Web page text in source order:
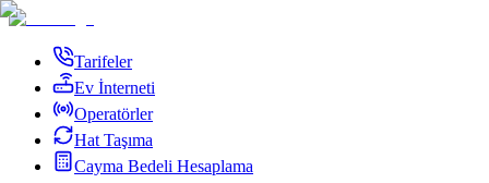
Tarifeler
Ev İnterneti
Operatörler
Hat Taşıma
Cayma Bedeli Hesaplama